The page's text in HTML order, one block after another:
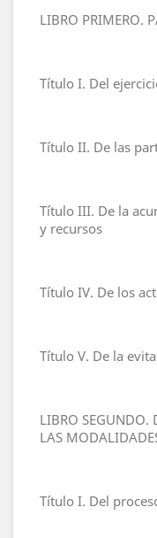
LIBRO PRIMERO.
Título I. Del
Título II. De las
Título III. De la
y recursos
Título IV. De los
Título V. De la
LIBRO SEGUNDO.
LAS
Título I. Del